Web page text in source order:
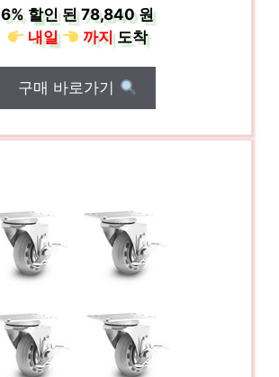
6%할인 된78,840 원
내일
까지도착
구매 바로가기